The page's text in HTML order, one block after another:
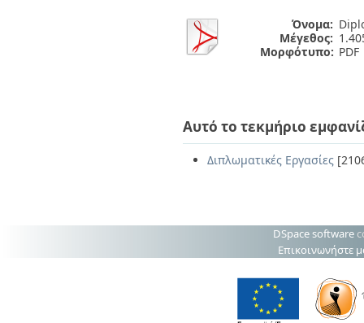
Όνομα:
Μέγεθος:
Μορφότυπο: PDF
Αυτό το τεκμήριο
Διπλωματικές Εργασίες
DSpace software
Επικοινωνήστε